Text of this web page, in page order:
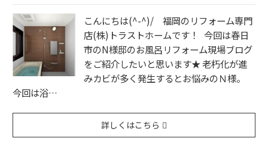
こんにちは(^-^)/ 福岡のリフォーム専門
店(株)トラストホームです！ 今回は春日
市のN様邸のお風呂リフォーム現場ブログ
をご紹介したいと思います★ 老朽化が進
みカビが多く発生するとお悩みのＮ様。
今回は浴…
詳しくはこちら